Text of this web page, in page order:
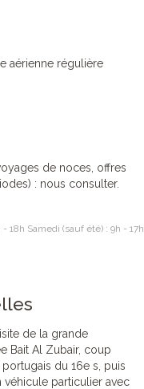
aérienne régulière
de noces, offres
: nous consulter.
18h Samedi (sauf été) : 9h - 17h
de la grande
Bait Al Zubair, coup
du 16e s, puis
véhicule particulier avec